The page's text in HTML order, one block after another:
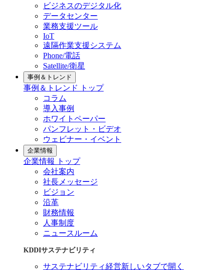
ビジネスのデジタル化
データセンター
業務支援ツール
IoT
遠隔作業支援システム
Phone/電話
Satellite/衛星
事例＆トレンド
事例＆トレンド トップ
コラム
導入事例
ホワイトペーパー
パンフレット・ビデオ
ウェビナー・イベント
企業情報
企業情報 トップ
会社案内
社長メッセージ
ビジョン
沿革
財務情報
人事制度
ニュースルーム
KDDIサステナビリティ
サステナビリティ経営新しいタブで開く